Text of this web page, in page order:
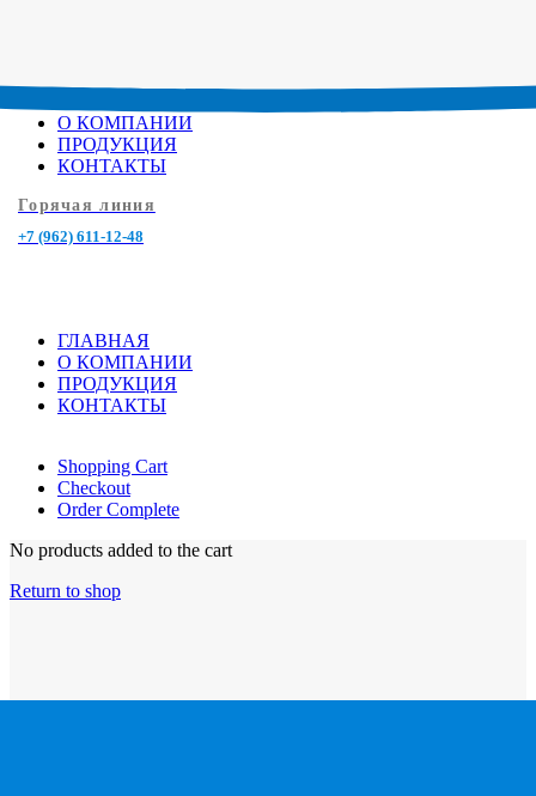
О КОМПАНИИ
ПРОДУКЦИЯ
КОНТАКТЫ
Горячая линия
+7 (962) 611-12-48
ГЛАВНАЯ
О КОМПАНИИ
ПРОДУКЦИЯ
КОНТАКТЫ
Shopping Cart
Checkout
Order Complete
No products added to the cart
Return to shop